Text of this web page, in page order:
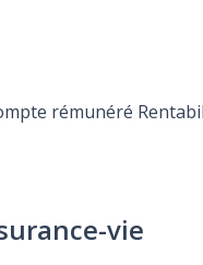
rémunéré
vie